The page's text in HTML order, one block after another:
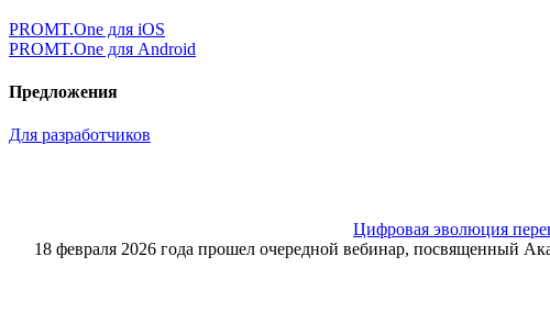
PROMT.One для iOS
PROMT.One для Android
Предложения
Для разработчиков
Цифровая эволюция
18 февраля 2026 года прошел очередной вебинар, посвященный